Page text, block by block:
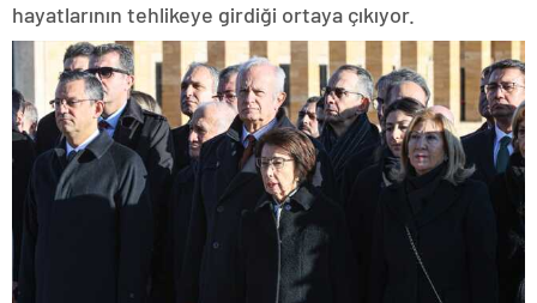
hayatlarının tehlikeye girdiği ortaya çıkıyor.